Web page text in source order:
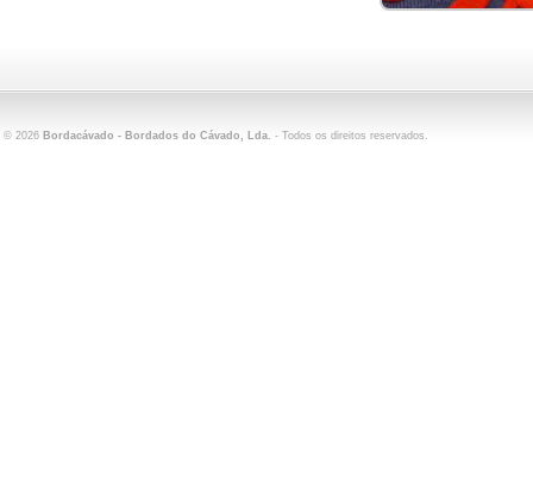
© 2026 Bordacávado - Bordados do Cávado, Lda. - Todos os direitos reservados.